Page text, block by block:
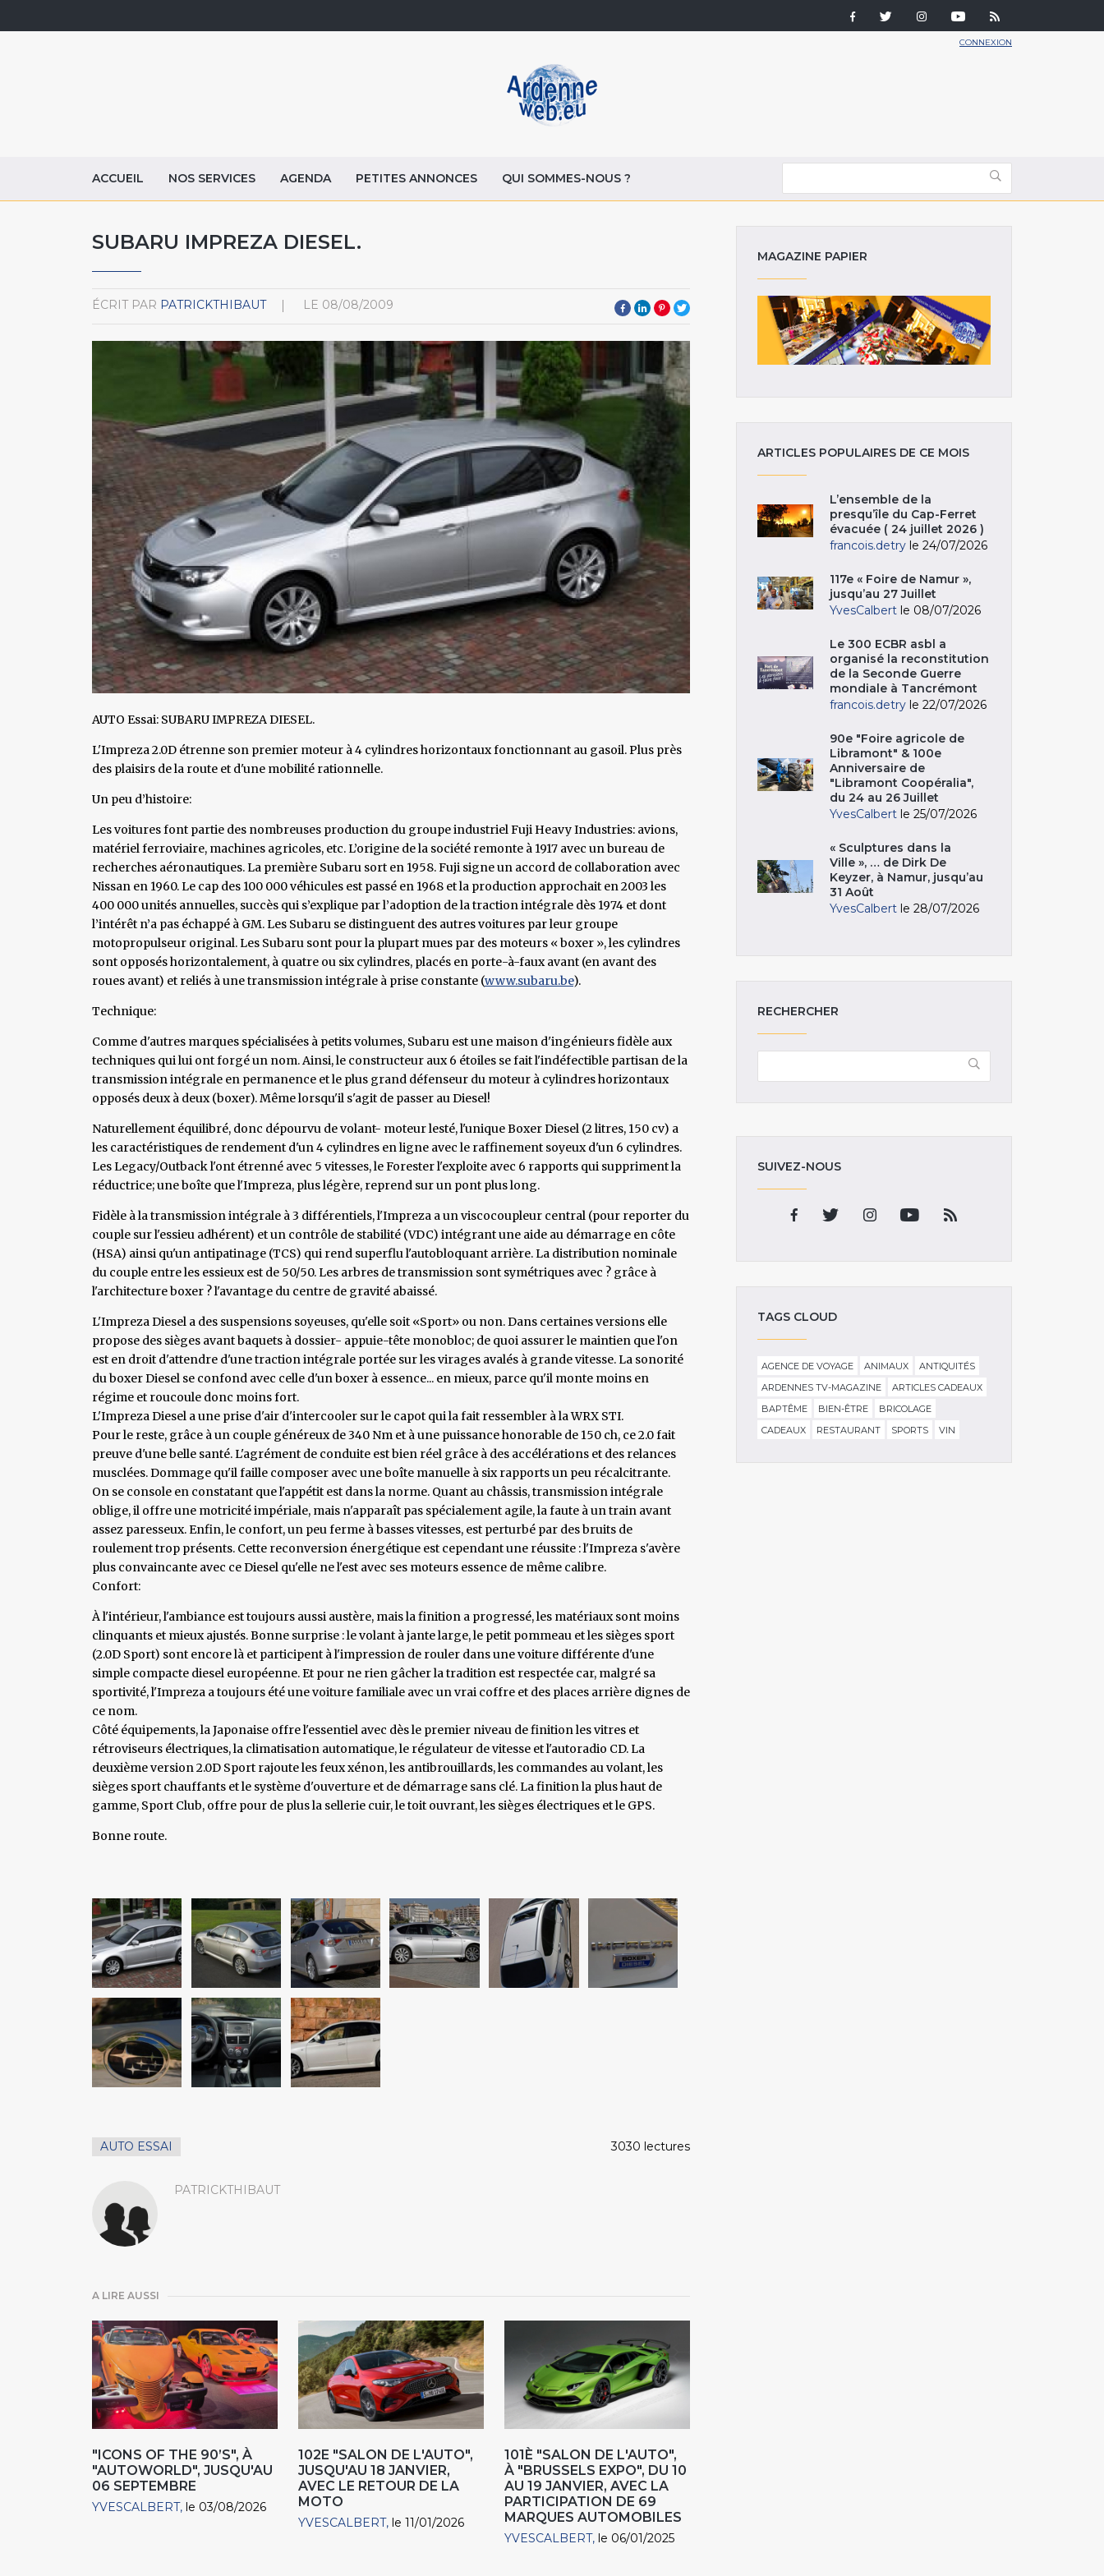
CONNEXION
ACCUEIL NOS SERVICES AGENDA PETITES ANNONCES QUI SOMMES-NOUS ?
SUBARU IMPREZA DIESEL.
ÉCRIT PAR PATRICKTHIBAUT LE 08/08/2009
AUTO Essai: SUBARU IMPREZA DIESEL.
L'Impreza 2.0D étrenne son premier moteur à 4 cylindres horizontaux fonctionnant au gasoil. Plus près
des plaisirs de la route et d'une mobilité rationnelle.
Un peu d’histoire:
Les voitures font partie des nombreuses production du groupe industriel Fuji Heavy Industries: avions,
matériel ferroviaire, machines agricoles, etc. L’origine de la société remonte à 1917 avec un bureau de
recherches aéronautiques. La première Subaru sort en 1958. Fuji signe un accord de collaboration avec
Nissan en 1960. Le cap des 100 000 véhicules est passé en 1968 et la production approchait en 2003 les
400 000 unités annuelles, succès qui s’explique par l’adoption de la traction intégrale dès 1974 et dont
l’intérêt n’a pas échappé à GM. Les Subaru se distinguent des autres voitures par leur groupe
motopropulseur original. Les Subaru sont pour la plupart mues par des moteurs « boxer », les cylindres
sont opposés horizontalement, à quatre ou six cylindres, placés en porte-à-faux avant (en avant des
roues avant) et reliés à une transmission intégrale à prise constante (www.subaru.be).
Technique:
Comme d'autres marques spécialisées à petits volumes, Subaru est une maison d'ingénieurs fidèle aux
techniques qui lui ont forgé un nom. Ainsi, le constructeur aux 6 étoiles se fait l'indéfectible partisan de la
transmission intégrale en permanence et le plus grand défenseur du moteur à cylindres horizontaux
opposés deux à deux (boxer). Même lorsqu'il s'agit de passer au Diesel!
Naturellement équilibré, donc dépourvu de volant- moteur lesté, l'unique Boxer Diesel (2 litres, 150 cv) a
les caractéristiques de rendement d'un 4 cylindres en ligne avec le raffinement soyeux d'un 6 cylindres.
Les Legacy/Outback l'ont étrenné avec 5 vitesses, le Forester l'exploite avec 6 rapports qui suppriment la
réductrice; une boîte que l'Impreza, plus légère, reprend sur un pont plus long.
Fidèle à la transmission intégrale à 3 différentiels, l'Impreza a un viscocoupleur central (pour reporter du
couple sur l'essieu adhérent) et un contrôle de stabilité (VDC) intégrant une aide au démarrage en côte
(HSA) ainsi qu'un antipatinage (TCS) qui rend superflu l'autobloquant arrière. La distribution nominale
du couple entre les essieux est de 50/50. Les arbres de transmission sont symétriques avec ? grâce à
l'architecture boxer ? l'avantage du centre de gravité abaissé.
L'Impreza Diesel a des suspensions soyeuses, qu'elle soit «Sport» ou non. Dans certaines versions elle
propose des sièges avant baquets à dossier- appuie-tête monobloc; de quoi assurer le maintien que l'on
est en droit d'attendre d'une traction intégrale portée sur les virages avalés à grande vitesse. La sonorité
du boxer Diesel se confond avec celle d'un boxer à essence... en mieux, parce qu'il monte moins en
régime et roucoule donc moins fort.
L'Impreza Diesel a une prise d'air d'intercooler sur le capot qui la fait ressembler à la WRX STI.
Pour le reste, grâce à un couple généreux de 340 Nm et à une puissance honorable de 150 ch, ce 2.0 fait
preuve d'une belle santé. L'agrément de conduite est bien réel grâce à des accélérations et des relances
musclées. Dommage qu'il faille composer avec une boîte manuelle à six rapports un peu récalcitrante.
On se console en constatant que l'appétit est dans la norme. Quant au châssis, transmission intégrale
oblige, il offre une motricité impériale, mais n'apparaît pas spécialement agile, la faute à un train avant
assez paresseux. Enfin, le confort, un peu ferme à basses vitesses, est perturbé par des bruits de
roulement trop présents. Cette reconversion énergétique est cependant une réussite : l'Impreza s'avère
plus convaincante avec ce Diesel qu'elle ne l'est avec ses moteurs essence de même calibre.
Confort:
À l'intérieur, l'ambiance est toujours aussi austère, mais la finition a progressé, les matériaux sont moins
clinquants et mieux ajustés. Bonne surprise : le volant à jante large, le petit pommeau et les sièges sport
(2.0D Sport) sont encore là et participent à l'impression de rouler dans une voiture différente d'une
simple compacte diesel européenne. Et pour ne rien gâcher la tradition est respectée car, malgré sa
sportivité, l'Impreza a toujours été une voiture familiale avec un vrai coffre et des places arrière dignes de
ce nom.
Côté équipements, la Japonaise offre l'essentiel avec dès le premier niveau de finition les vitres et
rétroviseurs électriques, la climatisation automatique, le régulateur de vitesse et l'autoradio CD. La
deuxième version 2.0D Sport rajoute les feux xénon, les antibrouillards, les commandes au volant, les
sièges sport chauffants et le système d'ouverture et de démarrage sans clé. La finition la plus haut de
gamme, Sport Club, offre pour de plus la sellerie cuir, le toit ouvrant, les sièges électriques et le GPS.
Bonne route.
AUTO ESSAI 3030 lectures
PATRICKTHIBAUT
A LIRE AUSSI
"ICONS OF THE 90’S", À
"AUTOWORLD", JUSQU'AU
06 SEPTEMBRE
YVESCALBERT le 03/08/2026
102E "SALON DE L'AUTO",
JUSQU'AU 18 JANVIER,
AVEC LE RETOUR DE LA
MOTO
YVESCALBERT le 11/01/2026
101È "SALON DE L'AUTO",
À "BRUSSELS EXPO", DU 10
AU 19 JANVIER, AVEC LA
PARTICIPATION DE 69
MARQUES AUTOMOBILES
YVESCALBERT le 06/01/2025
MAGAZINE PAPIER
ARTICLES POPULAIRES DE CE MOIS
L’ensemble de la
presqu’île du Cap-Ferret
évacuée ( 24 juillet 2026 )
francois.detry le 24/07/2026
117e « Foire de Namur »,
jusqu’au 27 Juillet
YvesCalbert le 08/07/2026
Le 300 ECBR asbl a
organisé la reconstitution
de la Seconde Guerre
mondiale à Tancrémont
francois.detry le 22/07/2026
90e "Foire agricole de
Libramont" & 100e
Anniversaire de
"Libramont Coopéralia",
du 24 au 26 Juillet
YvesCalbert le 25/07/2026
« Sculptures dans la
Ville », … de Dirk De
Keyzer, à Namur, jusqu’au
31 Août
YvesCalbert le 28/07/2026
RECHERCHER
SUIVEZ-NOUS
TAGS CLOUD
AGENCE DE VOYAGE ANIMAUX
ANTIQUITÉS
ARDENNES TV-MAGAZINE
ARTICLES CADEAUX
BAPTÊME
BIEN-ÊTRE
BRICOLAGE
CADEAUX
RESTAURANT SPORTS VIN